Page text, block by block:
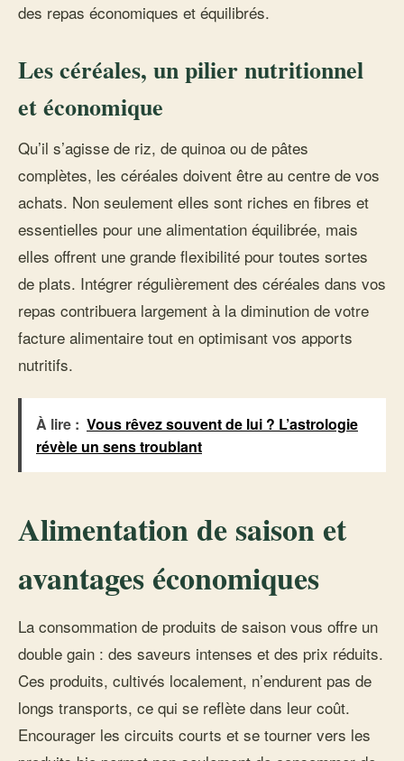
des repas économiques et équilibrés.
Les céréales, un pilier nutritionnel
et économique
Qu’il s’agisse de riz, de quinoa ou de pâtes
complètes, les céréales doivent être au centre de vos
achats. Non seulement elles sont riches en fibres et
essentielles pour une alimentation équilibrée, mais
elles offrent une grande flexibilité pour toutes sortes
de plats. Intégrer régulièrement des céréales dans vos
repas contribuera largement à la diminution de votre
facture alimentaire tout en optimisant vos apports
nutritifs.
À lire : Vous rêvez souvent de lui ? L’astrologie
révèle un sens troublant
Alimentation de saison et
avantages économiques
La consommation de produits de saison vous offre un
double gain : des saveurs intenses et des prix réduits.
Ces produits, cultivés localement, n’endurent pas de
longs transports, ce qui se reflète dans leur coût.
Encourager les circuits courts et se tourner vers les